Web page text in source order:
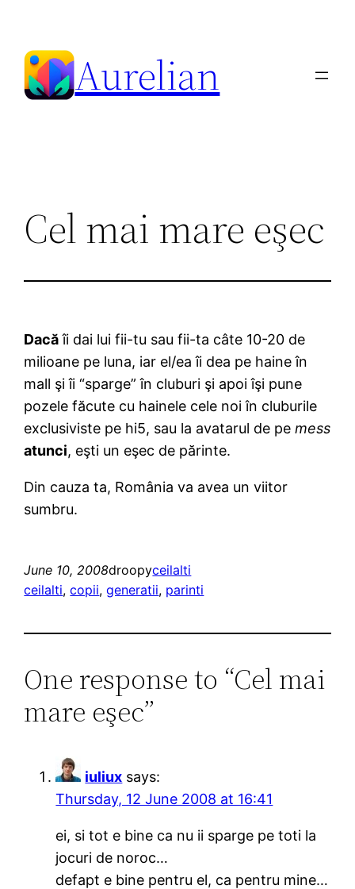
content
Aurelian
Cel mai mare eşec
Dacăîi dai lui fii-tu sau fii-ta câte 10-20 de
milioane pe luna, iar el/ea îi dea pe haine în
mall şi îi “sparge” în cluburi şi apoi îşi pune
pozele făcute cu hainele cele noi în cluburile
exclusiviste pe hi5, sau la avatarul de pemess
atunci, eşti un eşec de părinte.
Din cauza ta, România va avea un viitor
sumbru.
June 10, 2008droopyceilalti
ceilalti, copii, generatii, parinti
One response to “Cel mai
mare eşec”
iuliux says:
Thursday, 12 June 2008 at 16:41
ei, si tot e bine ca nu ii sparge pe toti la
jocuri de noroc…
defapt e bine pentru el, ca pentru mine…